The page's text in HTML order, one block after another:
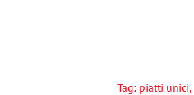
Tag: piatti unici,